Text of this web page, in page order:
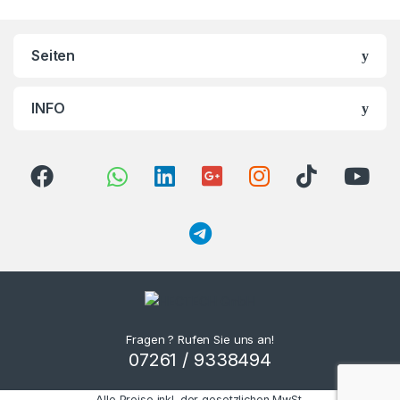
Seiten
INFO
Fragen ? Rufen Sie uns an!
07261 / 9338494